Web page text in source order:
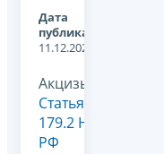
Дата
публикации:
11.12.2024
Акцизы,
Статья
179.2 НК
РФ